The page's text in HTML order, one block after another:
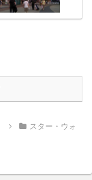
スター・ウォ